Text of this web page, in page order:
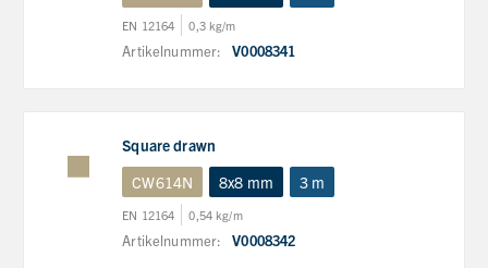
EN 12164 0,3 kg/m
Artikelnummer: V0008341
Square drawn
CW614N
8x8 mm 3 m
EN 12164 0,54 kg/m
Artikelnummer: V0008342